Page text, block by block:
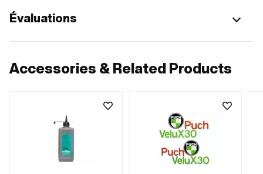
Évaluations
Accessories & Related Products